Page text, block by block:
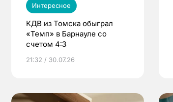
Интересное
КДВ из Томска обыграл
«Темп» в Барнауле со
счетом 4:3
21:32 / 30.07.26